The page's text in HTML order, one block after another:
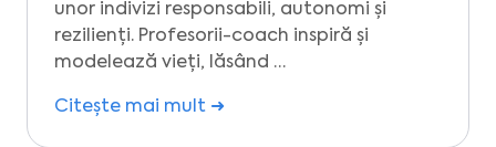
unor indivizi responsabili, autonomi și
rezilienți. Profesorii-coach inspiră și
modelează vieți, lăsând …
Citește mai mult ➜